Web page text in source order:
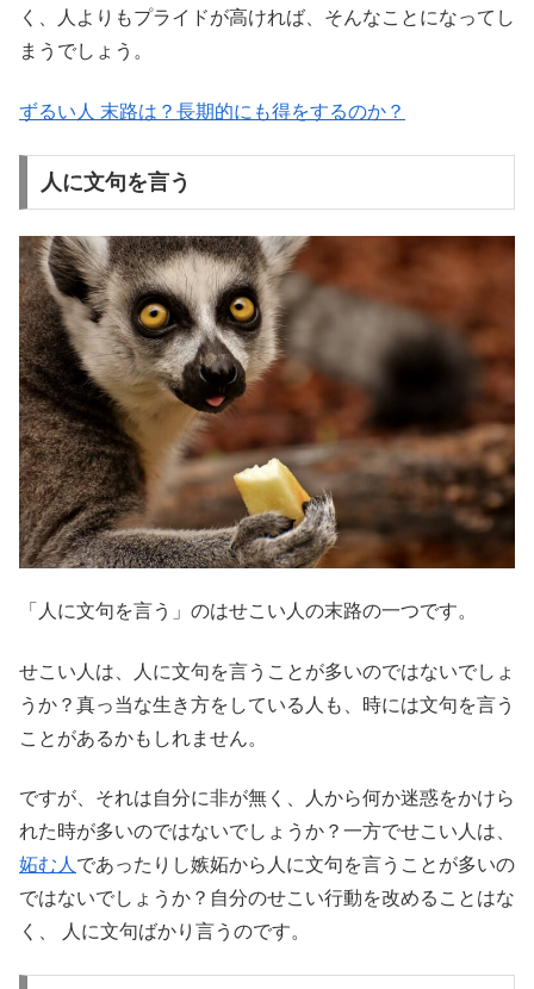
く、人よりもプライドが高ければ、そんなことになってし
まうでしょう。
ずるい人 末路は？長期的にも得をするのか？
人に文句を言う
「人に文句を言う」のはせこい人の末路の一つです。
せこい人は、人に文句を言うことが多いのではないでしょ
うか？真っ当な生き方をしている人も、時には文句を言う
ことがあるかもしれません。
ですが、それは自分に非が無く、人から何か迷惑をかけら
れた時が多いのではないでしょうか？一方でせこい人は、
妬む人 であったりし嫉妬から人に文句を言うことが多いの
ではないでしょうか？自分のせこい行動を改めることはな
く、 人に文句ばかり言うのです。